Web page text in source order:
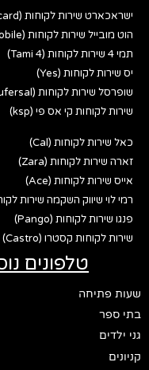
ישראכארט שירות לקוחות (Isracard)
הוט מובייל שירות לקוחות (Hot mobile)
תמי 4 שירות לקוחות (Tami 4)
יס שירות לקוחות (Yes)
שופרסל שירות לקוחות (Shufersal)
שירות לקוחות קי אס פי (ksp)
כאל שירות לקוחות (Cal)
זארה שירות לקוחות (Zara)
אייס שירות לקוחות (Ace)
רמי לוי שיווק השקמה שירות
פנגו שירות לקוחות (Pango)
שירות לקוחות קסטרו (Castro)
טלפונים
שעות פתיחה
בתי ספר
גני ילדים
קניונים